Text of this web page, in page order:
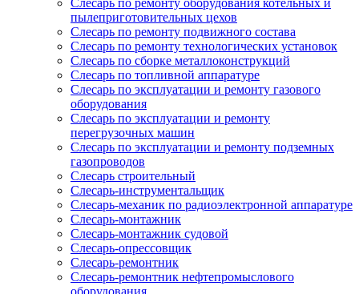
Слесарь по ремонту оборудования котельных и
пылеприготовительных цехов
Слесарь по ремонту подвижного состава
Слесарь по ремонту технологических установок
Слесарь по сборке металлоконструкций
Слесарь по топливной аппаратуре
Слесарь по эксплуатации и ремонту газового
оборудования
Слесарь по эксплуатации и ремонту
перегрузочных машин
Слесарь по эксплуатации и ремонту подземных
газопроводов
Слесарь строительный
Слесарь-инструментальщик
Слесарь-механик по радиоэлектронной аппаратуре
Слесарь-монтажник
Слесарь-монтажник судовой
Слесарь-опрессовщик
Слесарь-ремонтник
Слесарь-ремонтник нефтепромыслового
оборудования